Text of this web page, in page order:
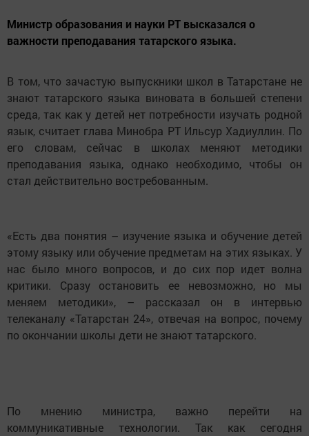
Министр образования и науки РТ высказался о
важности преподавания татарского языка.
В том, что зачастую выпускники школ в Татарстане не
знают татарского языка виновата в большей степени
среда, так как у детей нет потребности изучать родной
язык, считает глава Минобра РТ Ильсур Хадиуллин. По
его словам, сейчас в школах меняют методики
преподавания языка, однако необходимо, чтобы он
стал действительно востребованным.
«Есть два понятия – изучение языка и обучение детей
этому языку или обучение предметам на этих языках. У
нас было много вопросов, и до сих пор идет волна
критики. Сразу остановить ее невозможно, но мы
меняем методики», – рассказал он в интервью
телеканалу «Татарстан 24», отвечая на вопрос, почему
по окончании школы дети не знают татарского.
По мнению министра, важно перейти на
коммуникативные технологии. Так как сегодня